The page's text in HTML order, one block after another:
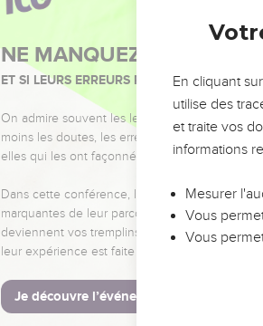
NE MANQUEZ PAS
ET SI LEURS ERREURS POUVAIENT VOUS
On admire souvent les leaders pour leurs
moins les doutes, les erreurs et les saisons
elles qui les ont façonnés.
Dans cette conférence, leaders,
marquantes de leur parcours et les clés pour
deviennent vos tremplins. Que vous guidiez
leur expérience est faite pour vous.
Je découvre l’événement
En cliquant
utilise des
et traite vos
informations
Mesurer
Vous
Vous